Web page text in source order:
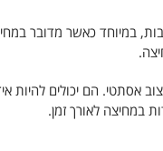
במיוחד כאשר מדובר
אסתטי. הם יכולים להיות
במחיצה לאורך זמן.